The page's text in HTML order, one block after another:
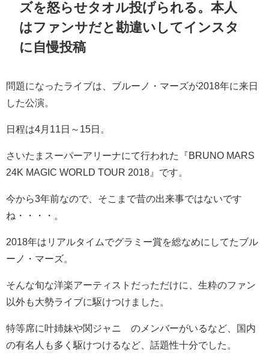
ズを怒らせタオル投げられる。本人
はファンサだと勘違いしてインスタ
に自慢投稿
問題になったライブは、 ブルーノ・マーズが2018年に来日
した公演。
日程は4月11日～15日。
さいたまスーパーアリーナにて行われた『BRUNO MARS
24K MAGIC WORLD TOUR 2018』です。
今から3年前なので、そこまで昔の出来事ではないです
ね・・・・。
2018年はリアルタイムでグラミー賞を総なめにしてたブル
ーノ・マーズ。
そんな旬な洋楽アーティストだっただけに、生粋のファン
以外も大勢ライブに駆けつけました。
特等席に叶姉妹や関ジャニ∞ のメンバーがいるなど、国内
の有名人も多く駆けつけるなど、話題性十分でした。